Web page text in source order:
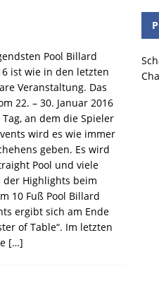
Pool Billard
ist wie in den letzten
Veranstaltung. Das
22. – 30. Januar 2016
an dem die Spieler
wird es wie immer
geben. Es wird
Pool und viele
der Highlights beim
10 Fuß Pool Billard
ergibt sich am Ende
of Table“. Im letzten
[…]